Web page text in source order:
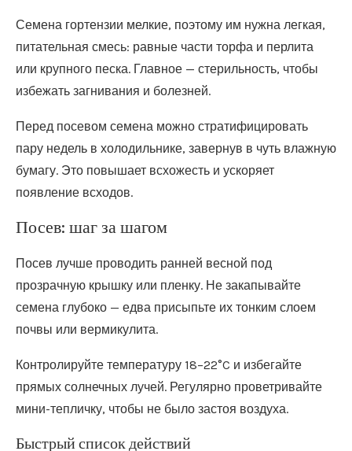
Семена гортензии мелкие, поэтому им нужна легкая,
питательная смесь: равные части торфа и перлита
или крупного песка. Главное — стерильность, чтобы
избежать загнивания и болезней.
Перед посевом семена можно стратифицировать
пару недель в холодильнике, завернув в чуть влажную
бумагу. Это повышает всхожесть и ускоряет
появление всходов.
Посев: шаг за шагом
Посев лучше проводить ранней весной под
прозрачную крышку или пленку. Не закапывайте
семена глубоко — едва присыпьте их тонким слоем
почвы или вермикулита.
Контролируйте температуру 18–22°C и избегайте
прямых солнечных лучей. Регулярно проветривайте
мини-тепличку, чтобы не было застоя воздуха.
Быстрый список действий